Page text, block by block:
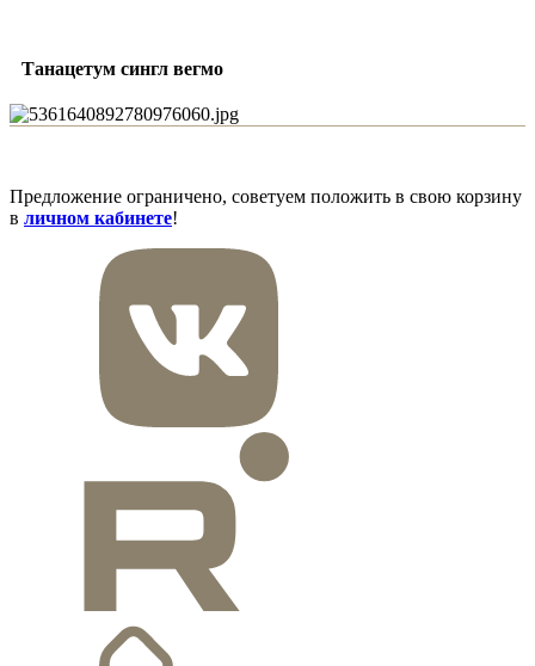
Танацетум сингл вегмо
Предложение ограничено, советуем положить в свою корзину
в личном кабинете!